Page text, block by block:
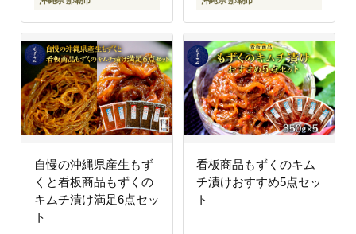
自慢の沖縄県産生もず
くと看板商品もずくの
キムチ漬け満足6点セッ
ト
看板商品もずくのキム
チ漬けおすすめ5点セッ
ト